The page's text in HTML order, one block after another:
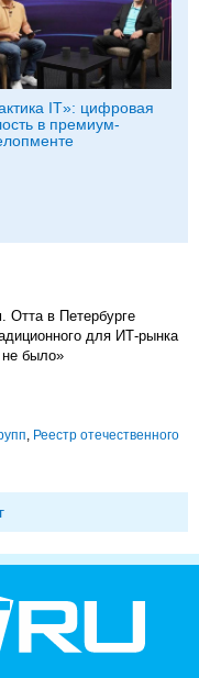
IT»: цифровая
в премиум-
Отта в Петербурге
для ИТ-рынка
не было»
Реестр отечественного